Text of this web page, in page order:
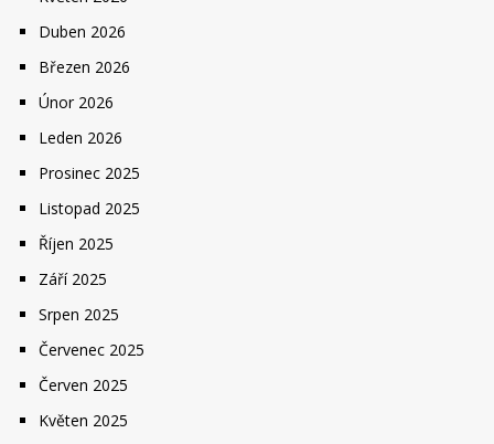
Duben 2026
Březen 2026
Únor 2026
Leden 2026
Prosinec 2025
Listopad 2025
Říjen 2025
Září 2025
Srpen 2025
Červenec 2025
Červen 2025
Květen 2025